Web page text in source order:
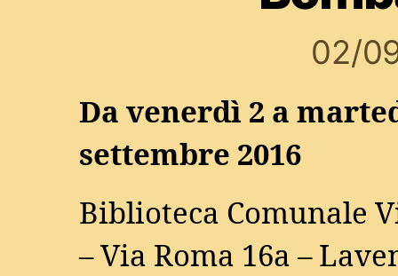
02/
Da venerdì 2 a
settembre 2016
Biblioteca Comunale
– Via Roma 16a –